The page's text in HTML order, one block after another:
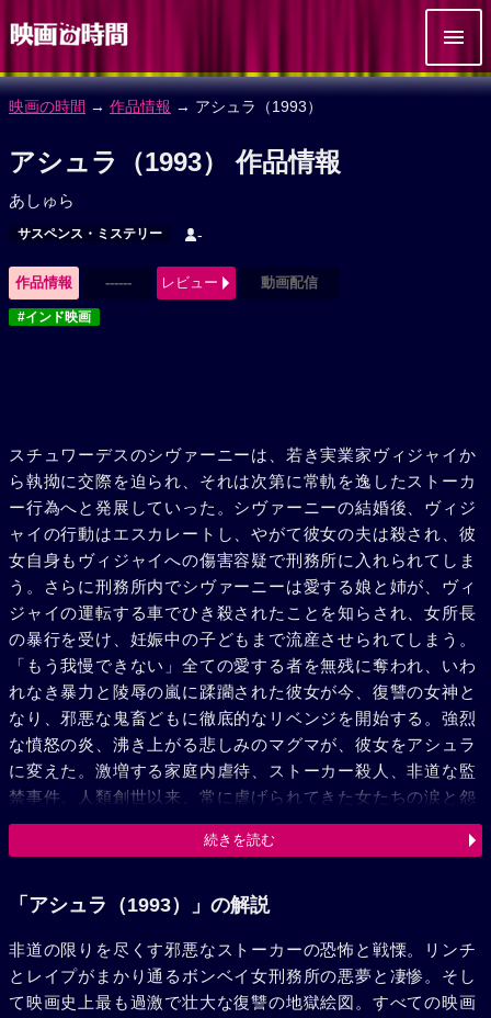
映画の時間 → 作品情報 → アシュラ（1993）
アシュラ（1993） 作品情報
あしゅら
サスペンス・ミステリー -
作品情報 ------ レビュー 動画配信
#インド映画
スチュワーデスのシヴァーニーは、若き実業家ヴィジャイか
ら執拗に交際を迫られ、それは次第に常軌を逸したストーカ
ー行為へと発展していった。シヴァーニーの結婚後、ヴィジ
ャイの行動はエスカレートし、やがて彼女の夫は殺され、彼
女自身もヴィジャイへの傷害容疑で刑務所に入れられてしま
う。さらに刑務所内でシヴァーニーは愛する娘と姉が、ヴィ
ジャイの運転する車でひき殺されたことを知らされ、女所長
の暴行を受け、妊娠中の子どもまで流産させられてしまう。
「もう我慢できない」全ての愛する者を無残に奪われ、いわ
れなき暴力と陵辱の嵐に蹂躪された彼女が今、復讐の女神と
なり、邪悪な鬼畜どもに徹底的なリベンジを開始する。強烈
な憤怒の炎、沸き上がる悲しみのマグマが、彼女をアシュラ
に変えた。激増する家庭内虐待、ストーカー殺人、非道な監
禁事件。人類創世以来、常に虐げられてきた女たちの涙と怨
念をエネルギーに、アシュラが今、すべての悪を焼き尽く
続きを読む
「アシュラ（1993）」の解説
非道の限りを尽くす邪悪なストーカーの恐怖と戦慄。リンチ
とレイプがまかり通るボンベイ女刑務所の悪夢と凄惨。そし
て映画史上最も過激で壮大な復讐の地獄絵図。すべての映画